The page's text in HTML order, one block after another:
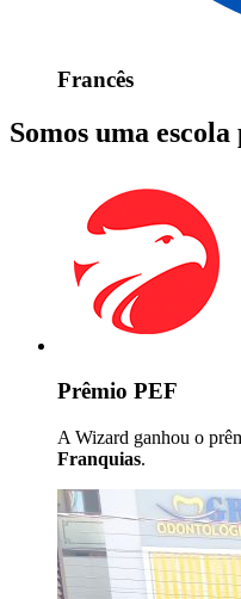
Francês
Somos uma
Prêmio PEF
A Wizard ganhou o
Franquias.